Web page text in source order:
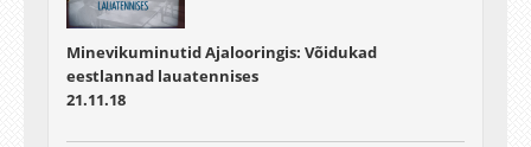
Minevikuminutid Ajalooringis: Võidukad
eestlannad lauatennises
21.11.18